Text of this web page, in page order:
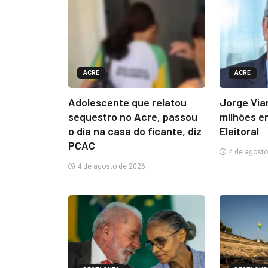
ACRE
Adolescente que relatou
sequestro no Acre, passou
o dia na casa do ficante, diz
PCAC
4 de agosto de 2026
ACRE
Jorge
milhões
Eleitoral
4 de